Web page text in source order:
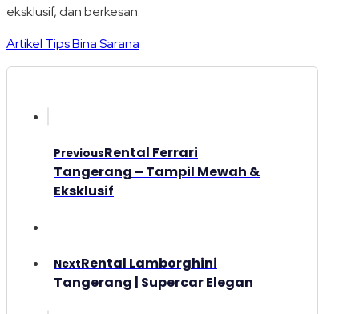
eksklusif, dan berkesan.
Artikel Tips Bina Sarana
PreviousRental Ferrari
Tangerang – Tampil Mewah &
Eksklusif
NextRental Lamborghini
Tangerang | Supercar Elegan